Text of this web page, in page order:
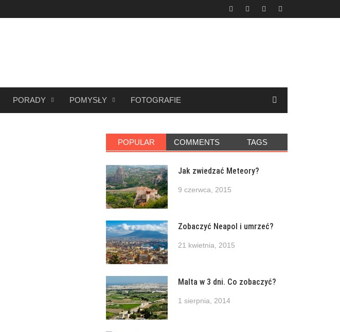
PORADY POMYSŁY FOTOGRAFIE
POPULAR COMMENTS TAGS
Jak zwiedzać Meteory?
9 czerwca, 2015
Zobaczyć Neapol i umrzeć?
21 kwietnia, 2015
Malta w 3 dni. Co zobaczyć?
1 sierpnia, 2014